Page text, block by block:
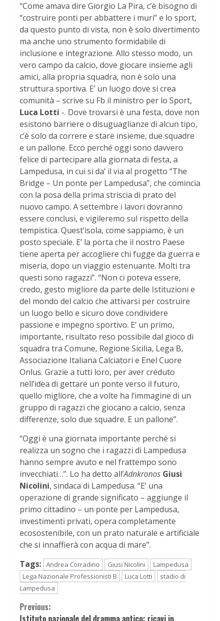
“Come amava dire Giorgio La Pira, c’è bisogno di
“costruire ponti per abbattere i muri” e lo sport,
da questo punto di vista, non è solo divertimento
ma anche uno strumento formidabile di
inclusione e integrazione. Allo stesso modo, un
vero campo da calcio, dove giocare insieme agli
amici, alla propria squadra, non è solo una
struttura sportiva. E’ un luogo dove si crea
comunità – scrive su Fb il ministro per lo Sport,
Luca Lotti -. Dove trovarsi è una festa, dove non
esistono barriere o disuguaglianze di alcun tipo,
c’è solo da correre e stare insieme, due squadre
e un pallone. Ecco perché oggi sono davvero
felice di partecipare alla giornata di festa, a
Lampedusa, in cui si da’ il via al progetto “The
Bridge – Un ponte per Lampedusa”, che comincia
con la posa della prima striscia di prato del
nuovo campo. A settembre i lavori dovranno
essere conclusi, e vigileremo sul rispetto della
tempistica. Quest’isola, come sappiamo, è un
posto speciale. E’ la porta che il nostro Paese
tiene aperta per accogliere chi fugge da guerra e
miseria, dopo un viaggio estenuante. Molti tra
questi sono ragazzi”. “Non ci poteva essere,
credo, gesto migliore da parte delle Istituzioni e
del mondo del calcio che attivarsi per costruire
un luogo bello e sicuro dove condividere
passione e impegno sportivo. E’ un primo,
importante, risultato reso possibile dal gioco di
squadra tra Comune, Regione Sicilia, Lega B,
Associazione Italiana Calciatori e Enel Cuore
Onlus. Grazie a tutti loro, per aver creduto
nell’idea di gettare un ponte verso il futuro,
quello migliore, che a volte ha l’immagine di un
gruppo di ragazzi che giocano a calcio, senza
differenze, solo due squadre. E un pallone”.
“Oggi è una giornata importante perché si
realizza un sogno che i ragazzi di Lampedusa
hanno sempre avuto e nel frattempo sono
invecchiati…”. Lo ha detto all’Adnkronos Giusi
Nicolini, sindaca di Lampedusa. “E’ una
operazione di grande significato – aggiunge il
primo cittadino – un ponte per Lampedusa,
investimenti privati, opera completamente
ecosostenibile, con un prato naturale e artificiale
che si innaffierà con acqua di mare”.
Tags: Andrea Corradino Giusi Nicolini
Lampedusa
Lega Nazionale Professionisti B
Luca Lotti
stadio di
Lampedusa
Continue
Previous:
Istituto nazionale del dramma antico: ricavi in